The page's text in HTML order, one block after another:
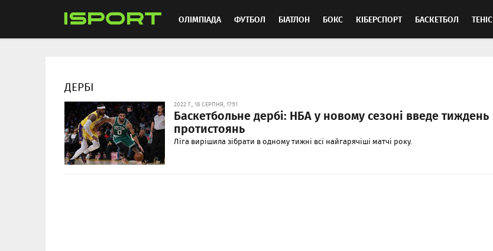
ОЛІМПІАДА ФУТБОЛ БІАТЛОН БОКС КІБЕРСПОРТ БАСКЕТБОЛ ТЕНІС
ДЕРБІ
2022 Г., 18 СЕРПНЯ, 17:51
Баскетбольне дербі: НБА у новому сезоні введе тиждень
протистоянь
Ліга вирішила зібрати в одному тижні всі найгарячіші матчі року.